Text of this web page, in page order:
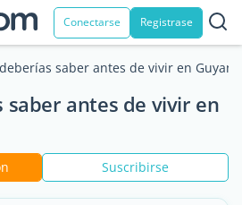
Conectarse Registrase
saber antes de vivir en Guyana
saber antes de vivir en
Suscribirse